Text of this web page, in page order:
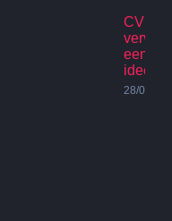
CV
een
idee?
28/06/